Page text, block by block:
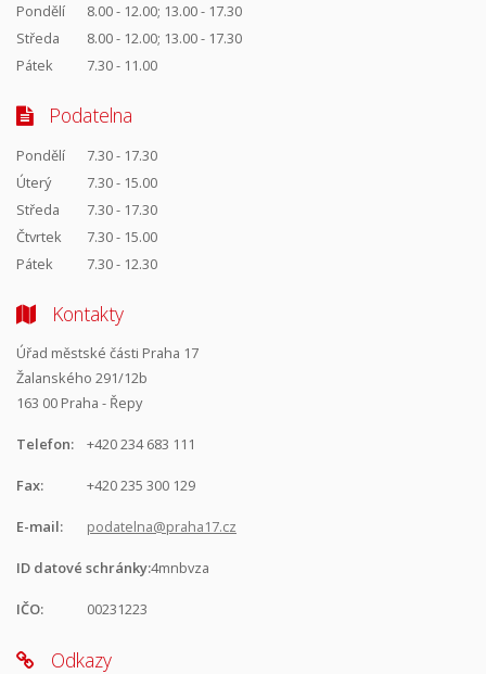
Pondělí
8.00 - 12.00; 13.00 - 17.30
Středa
8.00 - 12.00; 13.00 - 17.30
Pátek
7.30 - 11.00
Podatelna
Pondělí
7.30 - 17.30
Úterý
7.30 - 15.00
Středa
7.30 - 17.30
Čtvrtek
7.30 - 15.00
Pátek
7.30 - 12.30
Kontakty
Úřad městské části Praha 17
Žalanského 291/12b
163 00 Praha - Řepy
Telefon: +420 234 683 111
Fax: +420 235 300 129
E-mail: podatelna@praha17.cz
ID datové schránky:4mnbvza
IČO: 00231223
Odkazy